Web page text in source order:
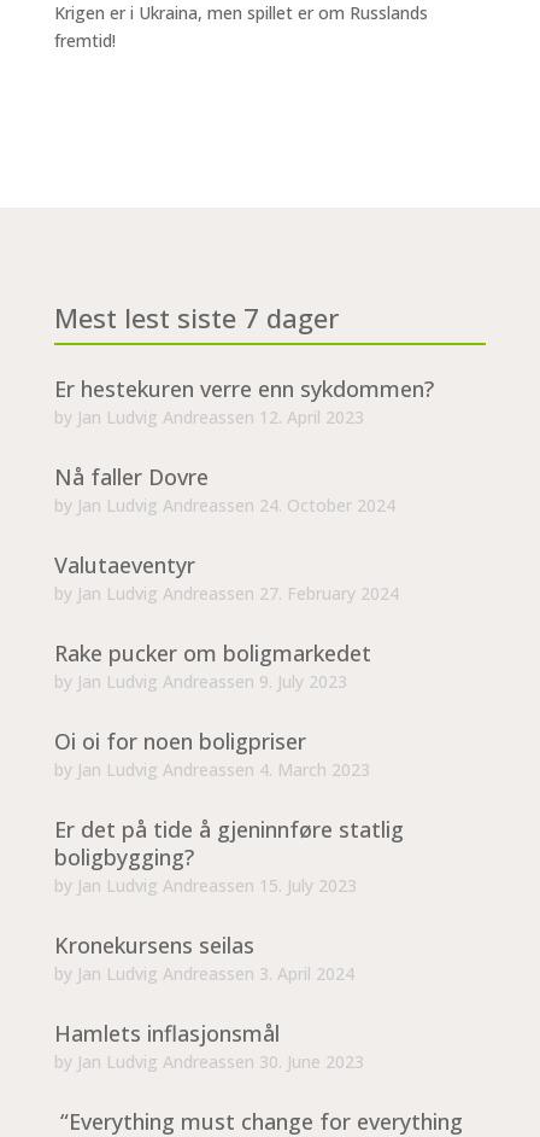
Krigen er i Ukraina, men spillet er om Russlands
fremtid!
Mest lest siste 7 dager
Er hestekuren verre enn sykdommen?
by Jan Ludvig Andreassen 12. April 2023
Nå faller Dovre
by Jan Ludvig Andreassen 24. October 2024
Valutaeventyr
by Jan Ludvig Andreassen 27. February 2024
Rake pucker om boligmarkedet
by Jan Ludvig Andreassen 9. July 2023
Oi oi for noen boligpriser
by Jan Ludvig Andreassen 4. March 2023
Er det på tide å gjeninnføre statlig
boligbygging?
by Jan Ludvig Andreassen 15. July 2023
Kronekursens seilas
by Jan Ludvig Andreassen 3. April 2024
Hamlets inflasjonsmål
by Jan Ludvig Andreassen 30. June 2023
“Everything must change for everything